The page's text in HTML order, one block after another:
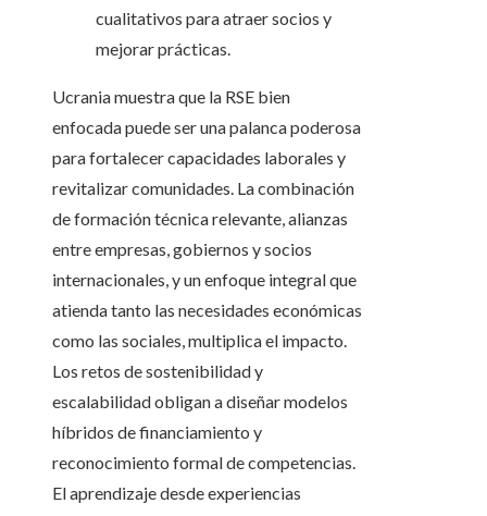
cualitativos para atraer socios y
mejorar prácticas.
Ucrania muestra que la RSE bien
enfocada puede ser una palanca poderosa
para fortalecer capacidades laborales y
revitalizar comunidades. La combinación
de formación técnica relevante, alianzas
entre empresas, gobiernos y socios
internacionales, y un enfoque integral que
atienda tanto las necesidades económicas
como las sociales, multiplica el impacto.
Los retos de sostenibilidad y
escalabilidad obligan a diseñar modelos
híbridos de financiamiento y
reconocimiento formal de competencias.
El aprendizaje desde experiencias